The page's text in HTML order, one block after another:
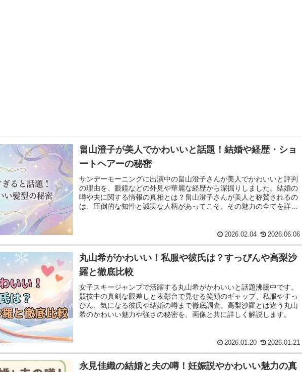
畠山澄子が美人でかわいいと話題！結婚や経歴・ショ
ートヘアーの秘密
サンデーモーニングに出演中の畠山澄子さんが美人でかわいいと評判
の理由を、眼鏡などの外見や華麗な経歴から深掘りしました。結婚の
噂や夫に関する情報の真相とは？畠山澄子さんが美人と称賛されるの
は、圧倒的な知性と誠実な人柄があってこそ。その魅力の全てを詳し
2026.02.04 2026.06.06
丸山希がかわいい！私服や彼氏は？すっぴんや高梨沙
羅と徹底比較
女子スキージャンプで活躍する丸山希がかわいいと話題沸騰中です。
競技中の真剣な眼差しと表彰台で見せる笑顔のギャップ、私服やすっ
ぴん、気になる彼氏や結婚の噂まで徹底調査。高梨沙羅とは違う丸山
希のかわいい魅力や強さの秘密を、画像と共に詳しく解説します。
2026.01.20 2026.01.21
永見佳織の結婚と夫の噂！妊娠説やかわいい魅力の真